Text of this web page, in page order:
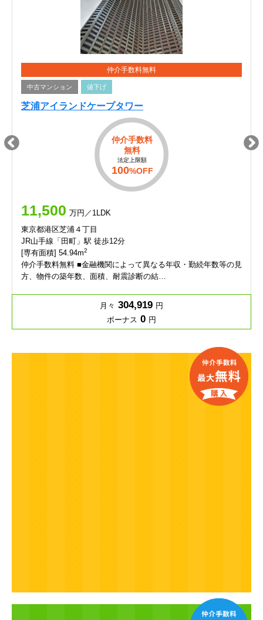
仲介手数料無料
中古マンション 値下げ
芝浦アイランドケープタワー
仲介手数料
無料
法定上限額
100%OFF
11,500 万円／1LDK
東京都港区芝浦４丁目
JR山手線「田町」駅 徒歩12分
[専有面積] 54.94m2
仲介手数料無料 ■金融機関によって異なる年収・勤続年数等の見
方、物件の築年数、面積、耐震診断の結…
月々 304,919 円
ボーナス 0 円